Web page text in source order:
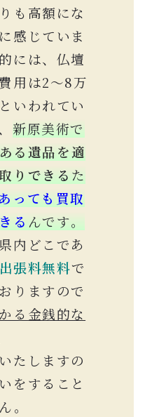
も高額にな
感じていま
には、仏壇
用は2〜8万
いわれてい
新原美術で
る遺品を適
り できる た
っても買取
る んです。
内どこであ
出張料無料で
りますので
る金銭的な
たしますの
をすること
。